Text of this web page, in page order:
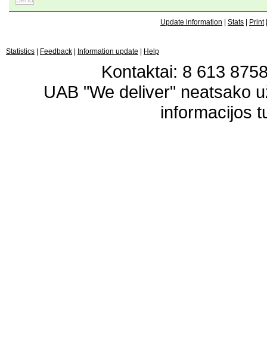
Update information Stats Print
Statistics Feedback Information update Help
Kontaktai: 8 613
UAB "We deliver" neatsako
informacijos